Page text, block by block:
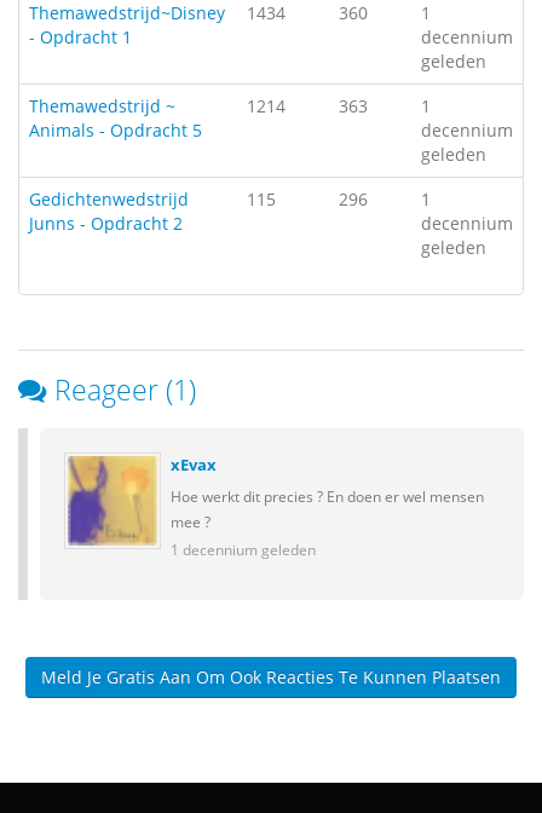
Themawedstrijd~Disney
- Opdracht 1
1434 360
1
decennium
geleden
Themawedstrijd ~
Animals - Opdracht 5
1214 363
1
decennium
geleden
Gedichtenwedstrijd
Junns - Opdracht 2
115 296
1
decennium
geleden
Reageer (1)
xEvax
Hoe werkt dit precies ? En doen er wel mensen
mee ?
1 decennium geleden
Meld Je Gratis Aan Om Ook Reacties Te Kunnen Plaatsen